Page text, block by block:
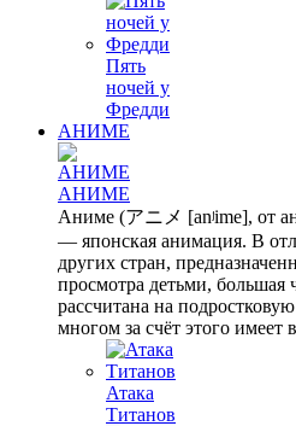
Пять
ночей у
Фредди
АНИМЕ
АНИМЕ
Аниме (アニメ [anʲime], от
— японская анимация. В
других стран,
просмотра детьми, большая
рассчитана на
многом за счёт этого
Атака
Титанов